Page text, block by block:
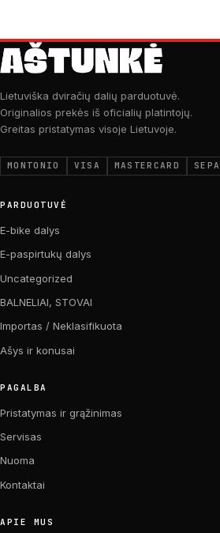
Lietuviška dviračių dalių parduotuvė.
Originalios prekės iš oficialių platintojų.
Greitas pristatymas visoje Lietuvoje.
MONTONIO VISA MASTERCARD SEPA
PARDUOTUVĖ
E-bike dalys
E-paspirtukų dalys
Uncategorized
BALNELIAI, STOVAI
Importas / Neklasifikuota
Ašys ir konusai
PAGALBA
Pristatymas ir grąžinimas
Servisas
Nuoma
Kontaktai
APIE MUS